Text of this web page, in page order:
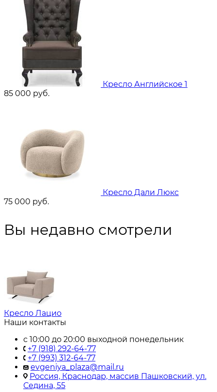
Кресло Английское 1
85 000 руб.
Кресло Дали Люкс
75 000 руб.
Вы недавно смотрели
Кресло Лацио
Наши контакты
с 10:00 до 20:00 выходной понедельник
+7 (918) 292-64-77
+7 (993) 312-64-77
evgeniya_plaza@mail.ru
Россия, Краснодар, массив Пашковский, ул.
Седина, 55